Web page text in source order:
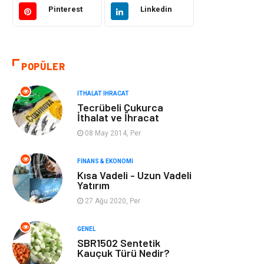
Emlak
Mobilya Organizasyon
Eğitim Kurumları Tatil
Tekstil Turizm
Aksesuar
Güzellik
Maden ve Metal Plastik
Pinterest Linkedin
POPÜLER
İTHALAT İHRACAT
Tecrübeli Çukurca
İthalat ve İhracat
08 May 2014, Per
FINANS & EKONOMI
Kısa Vadeli - Uzun Vadeli
Yatırım
27 Ağu 2020, Per
GENEL
SBR1502 Sentetik
Kauçuk Türü Nedir?